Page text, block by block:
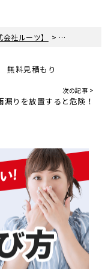
社ルーツ】 > 新着情報
料見積もり
次の記事 >
漏りを放置すると危険！